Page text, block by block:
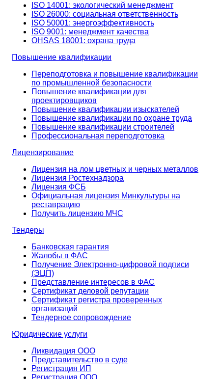
ISO 14001: экологический менеджмент
ISO 26000: социальная ответственность
ISO 50001: энергоэффективность
ISO 9001: менеджмент качества
OHSAS 18001: охрана труда
Повышение квалификации
Переподготовка и повышение квалификации
по промышленной безопасности
Повышение квалификации для
проектировщиков
Повышение квалификации изыскателей
Повышение квалификации по охране труда
Повышение квалификации строителей
Профессиональная переподготовка
Лицензирование
Лицензия на лом цветных и черных металлов
Лицензия Ростехнадзора
Лицензия ФСБ
Официальная лицензия Минкультуры на
реставрацию
Получить лицензию МЧС
Тендеры
Банковская гарантия
Жалобы в ФАС
Получение Электронно-цифровой подписи
(ЭЦП)
Представление интересов в ФАС
Сертификат деловой репутации
Сертификат регистра проверенных
организаций
Тендерное сопровождение
Юридические услуги
Ликвидация ООО
Представительство в суде
Регистрация ИП
Регистрация ООО